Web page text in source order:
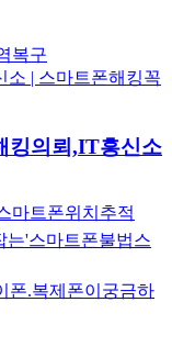
복구
소 | 스마트폰해킹꼭
킹의뢰,IT흥신소
마트폰위치추적
는'스마트폰불법스
폰.복제폰이궁금하